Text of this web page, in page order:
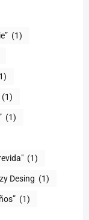
(1)
(1)
(1)
(1)
Desing (1)
(1)